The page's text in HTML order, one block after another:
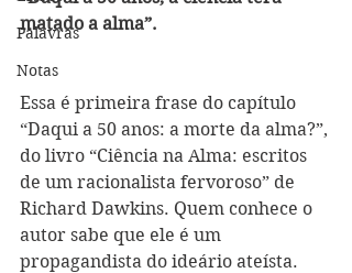
Palavras
Notas
matado a alma”.
Essa é primeira frase do capítulo
“Daqui a 50 anos: a morte da alma?”,
do livro “Ciência na Alma: escritos
de um racionalista fervoroso” de
Richard Dawkins. Quem conhece o
autor sabe que ele é um
propagandista do ideário ateísta.